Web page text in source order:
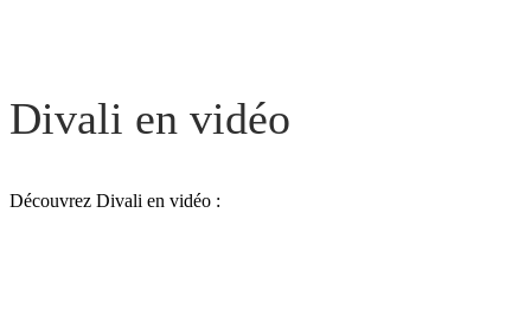
Divali en vidéo
Découvrez Divali en vidéo :